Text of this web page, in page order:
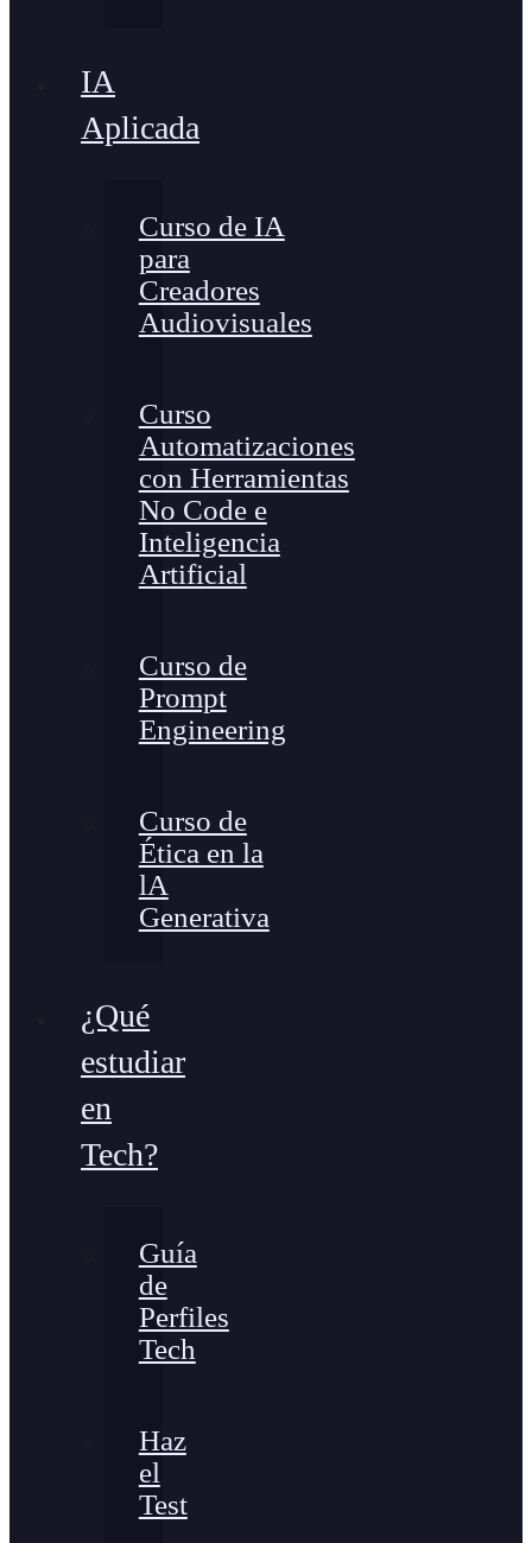
IA
Aplicada
Curso de IA
para
Creadores
Audiovisuales
Curso
Automatizaciones
con Herramientas
No Code e
Inteligencia
Artificial
Curso de
Prompt
Engineering
Curso de
Ética en la
lA
Generativa
¿Qué
estudiar
en
Tech?
Guía
de
Perfiles
Tech
Haz
el
Test